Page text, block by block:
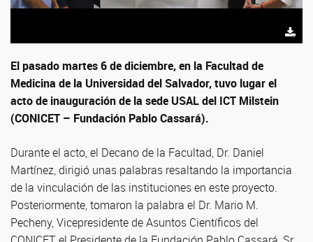
El pasado martes 6 de diciembre, en la Facultad de
Medicina de la Universidad del Salvador, tuvo lugar el
acto de inauguración de la sede USAL del ICT Milstein
(CONICET – Fundación Pablo Cassará).
Durante el acto, el Decano de la Facultad, Dr. Daniel
Martínez, dirigió unas palabras resaltando la importancia
de la vinculación de las instituciones en este proyecto.
Posteriormente, tomaron la palabra el Dr. Mario M.
Pecheny, Vicepresidente de Asuntos Científicos del